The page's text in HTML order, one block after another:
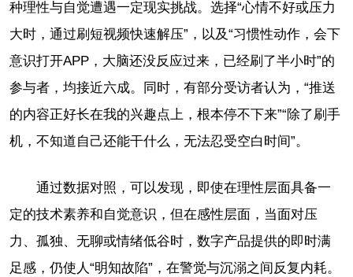
种理性与自觉遭遇一定现实挑战。选择“心情不好或压力
大时，通过刷短视频快速解压”，以及“习惯性动作，会下
意识打开APP，大脑还没反应过来，已经刷了半小时”的
参与者，均接近六成。同时，有部分受访者认为，“推送
的内容正好长在我的兴趣点上，根本停不下来”“除了刷手
机，不知道自己还能干什么，无法忍受空白时间”。
通过数据对照，可以发现，即使在理性层面具备一
定的技术素养和自觉意识，但在感性层面，当面对压
力、孤独、无聊或情绪低谷时，数字产品提供的即时满
足感，仍使人“明知故陷”，在警觉与沉溺之间反复内耗。